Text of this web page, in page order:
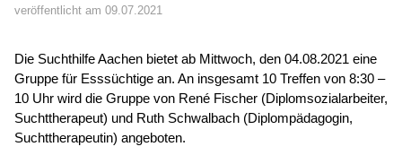
veröffentlicht am 09.07.2021
Die Suchthilfe Aachen bietet ab Mittwoch, den 04.08.2021 eine
Gruppe für Esssüchtige an. An insgesamt 10 Treffen von 8:30 –
10 Uhr wird die Gruppe von René Fischer (Diplomsozialarbeiter,
Suchttherapeut) und Ruth Schwalbach (Diplompädagogin,
Suchttherapeutin) angeboten.